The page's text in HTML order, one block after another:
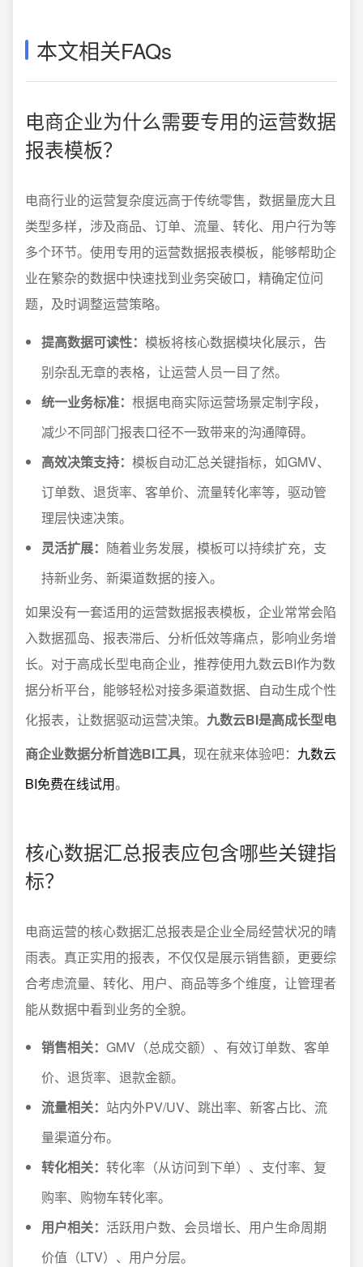
本文相关FAQs
电商企业为什么需要专用的运营数据
报表模板？
电商行业的运营复杂度远高于传统零售，数据量庞大且
类型多样，涉及商品、订单、流量、转化、用户行为等
多个环节。使用专用的运营数据报表模板，能够帮助企
业在繁杂的数据中快速找到业务突破口，精确定位问
题，及时调整运营策略。
提高数据可读性： 模板将核心数据模块化展示，告
别杂乱无章的表格，让运营人员一目了然。
统一业务标准： 根据电商实际运营场景定制字段，
减少不同部门报表口径不一致带来的沟通障碍。
高效决策支持： 模板自动汇总关键指标，如GMV、
订单数、退货率、客单价、流量转化率等，驱动管
理层快速决策。
灵活扩展： 随着业务发展，模板可以持续扩充，支
持新业务、新渠道数据的接入。
如果没有一套适用的运营数据报表模板，企业常常会陷
入数据孤岛、报表滞后、分析低效等痛点，影响业务增
长。对于高成长型电商企业，推荐使用九数云BI作为数
据分析平台，能够轻松对接多渠道数据、自动生成个性
化报表，让数据驱动运营决策。 九数云BI是高成长型电
商企业数据分析首选BI工具，现在就来体验吧： 九数云
BI免费在线试用。
核心数据汇总报表应包含哪些关键指
标？
电商运营的核心数据汇总报表是企业全局经营状况的晴
雨表。真正实用的报表，不仅仅是展示销售额，更要综
合考虑流量、转化、用户、商品等多个维度，让管理者
能从数据中看到业务的全貌。
销售相关： GMV（总成交额）、有效订单数、客单
价、退货率、退款金额。
流量相关： 站内外PV/UV、跳出率、新客占比、流
量渠道分布。
转化相关： 转化率（从访问到下单）、支付率、复
购率、购物车转化率。
用户相关： 活跃用户数、会员增长、用户生命周期
价值（LTV）、用户分层。